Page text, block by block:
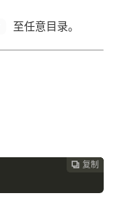
至任意目录。
 复制
 复制
 复制
 复制
 复制
 复制
 复制
 复制
 复制